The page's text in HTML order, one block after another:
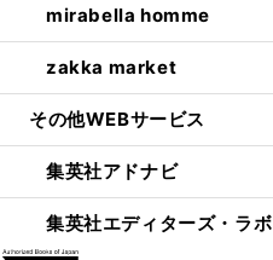
mirabella homme
zakka market
その他WEBサービス
集英社アドナビ
集英社エディターズ・ラボ